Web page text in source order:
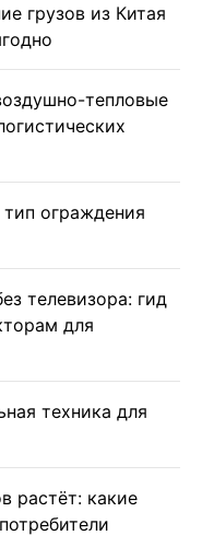
грузов из Китая
тепловые
ограждения
телевизора: гид
для
техника для
растёт: какие